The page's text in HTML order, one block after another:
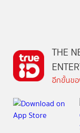
THE
อีกขั้นขอ